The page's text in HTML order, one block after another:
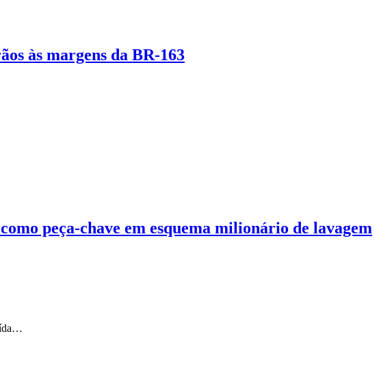
às margens da BR-163
peça-chave em esquema milionário de lavagem